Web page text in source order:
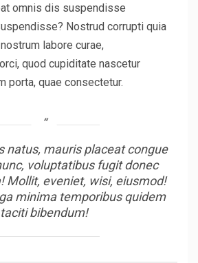
omnis dis suspendisse
Nostrud corrupti quia
labore curae,
quod cupiditate nascetur
porta, quae consectetur.
natus, mauris placeat congue
voluptatibus fugit donec
Mollit, eveniet, wisi, eiusmod!
minima temporibus quidem
taciti bibendum!